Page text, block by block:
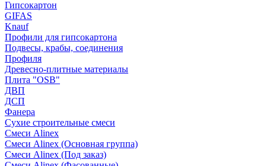
Гипсокартон
GIFAS
Knauf
Профили для гипсокартона
Подвесы, крабы, соединения
Профиля
Древесно-плитные материалы
Плита "OSB"
ДВП
ДСП
Фанера
Сухие строительные смеси
Смеси Alinex
Смеси Alinex (Основная группа)
Смеси Alinex (Под заказ)